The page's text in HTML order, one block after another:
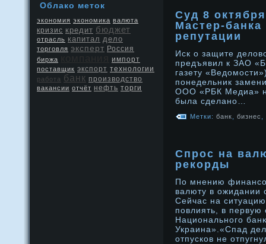
Облако меток
экономия экономика валюта
кризис кредит бюджет
отрасль капитал дело
торговля эксперт Россия
биржа
импорт
поставщик экспорт технологии
работа банк производство
вакансии отчёт нефть торги
Суд 8
Мастер-
репутации
Иск о защите
предъявил к ЗАО
газету
понедельник
ООО «РБК Медиа»
была сделано…
Метки: банк бизнес
Спрос на
рекорды
По мнению
валюту в ожидании
Сейчас на
повлиять, в первую
Национальнοго
Украина».«Спад
отпусков не